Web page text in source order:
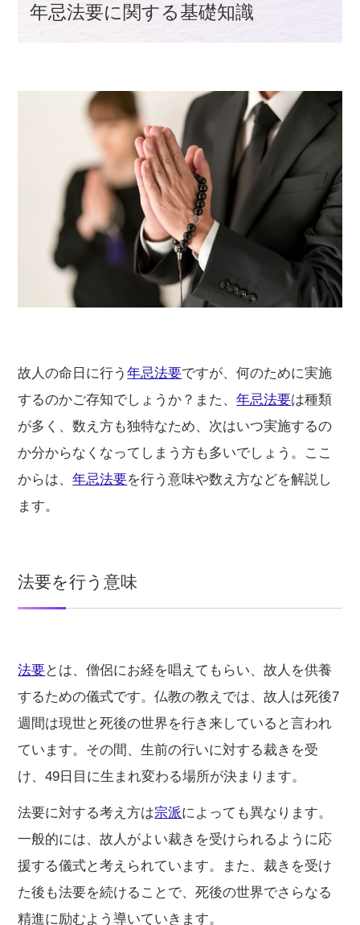
年忌法要に関する基礎知識
故人の命日に行う年忌法要ですが、何のために実施
するのかご存知でしょうか？また、年忌法要は種類
が多く、数え方も独特なため、次はいつ実施するの
か分からなくなってしまう方も多いでしょう。ここ
からは、年忌法要を行う意味や数え方などを解説し
ます。
法要を行う意味
法要とは、僧侶にお経を唱えてもらい、故人を供養
するための儀式です。仏教の教えでは、故人は死後7
週間は現世と死後の世界を行き来していると言われ
ています。その間、生前の行いに対する裁きを受
け、49日目に生まれ変わる場所が決まります。
法要に対する考え方は宗派によっても異なります。
一般的には、故人がよい裁きを受けられるように応
援する儀式と考えられています。また、裁きを受け
た後も法要を続けることで、死後の世界でさらなる
精進に励むよう導いていきます。